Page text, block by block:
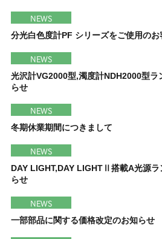
NEWS
分光白色度計PF シリーズをご使用のお
NEWS
光沢計VG2000型,濁度計NDH2000型ラ
らせ
NEWS
冬期休業期間につきまして
NEWS
DAY LIGHT,DAY LIGHTⅡ搭載A光源ラ
らせ
NEWS
一部部品に関する価格改定のお知らせ